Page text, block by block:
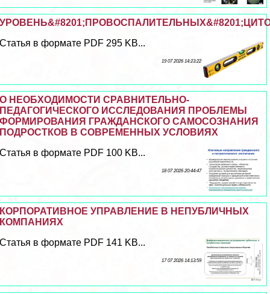
Статья в формате PDF 295 KB...
19 07 2026 14:23:22
О НЕОБХОДИМОСТИ СРАВНИТЕЛЬНО-
ПЕДАГОГИЧЕСКОГО ИССЛЕДОВАНИЯ ПРОБЛЕМЫ
ФОРМИРОВАНИЯ ГРАЖДАНСКОГО САМОСОЗНАНИЯ
ПОДРОСТКОВ В СОВРЕМЕННЫХ УСЛОВИЯХ
Статья в формате PDF 100 KB...
18 07 2026 20:44:47
КОРПОРАТИВНОЕ УПРАВЛЕНИЕ В НЕПУБЛИЧНЫХ
КОМПАНИЯХ
Статья в формате PDF 141 KB...
17 07 2026 14:13:59